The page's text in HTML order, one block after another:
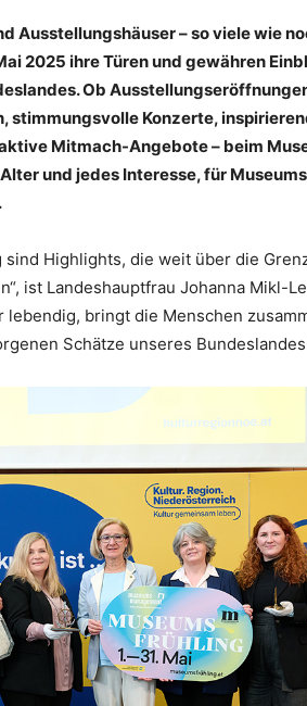
Ausstellungshäuser – so viele wie
2025 ihre Türen und gewähren
Ob
stimmungsvolle Konzerte,
Mitmach-Angebote – beim
und jedes Interesse, für
Highlights, die weit über die
ist Landeshauptfrau Johanna Mikl-
bringt die Menschen
Schätze unseres